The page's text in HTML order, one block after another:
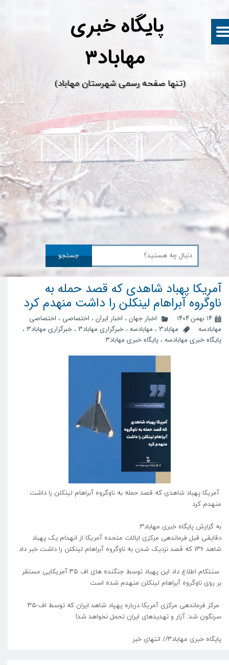
پایگاه خبری
​(تنها صفحه رسمی شهرستان مهاباد)
جستجو
آمریکا پهباد شاهدی که قصد حمله به
ناوگروه آبراهام لینکلن را داشت منهدم کرد
۱۴ بهمن ۱۴۰۴ اخبار جهان ، اخبار ایران ، اختصاصی ، اختصاصی
مهابادسه
مهاباد3 ، مهابادسه ، خبرگزاری مهاباد3 ، خبرگزاری مهاباد۳
،
پایگاه خبری مهابادسه ، پایگاه خبری مهاباد۳
آمریکا پهباد شاهدی که قصد حمله به ناوگروه آبراهام لینکلن را داشت
منهدم کرد
به گزارش پایگاه خبری مهاباد۳:
دقایقی قبل فرماندهی مرکزی ایالات متحده آمریکا از انهدام یک پهباد
شاهد ۱۳۶ که قصد نزدیک شدن به ناوگروه آبراهام لینکلن را داشت خبر داد
سنتکام اطلاع داد این پهباد توسط جنگنده های اف ۳۵ آمریکایی مستقر
بر روی ناوگروه آبراهام لینکلن منهدم شده است
مرکز فرماندهی مرکزی آمریکا درباره پهپاد شاهد ایران که توسط اف-۳۵
سرنگون شد: آزار و تهدیدهای ایران تحمل نخواهد شد!
پایگاه خبری مهاباد۳// انتهای خبر